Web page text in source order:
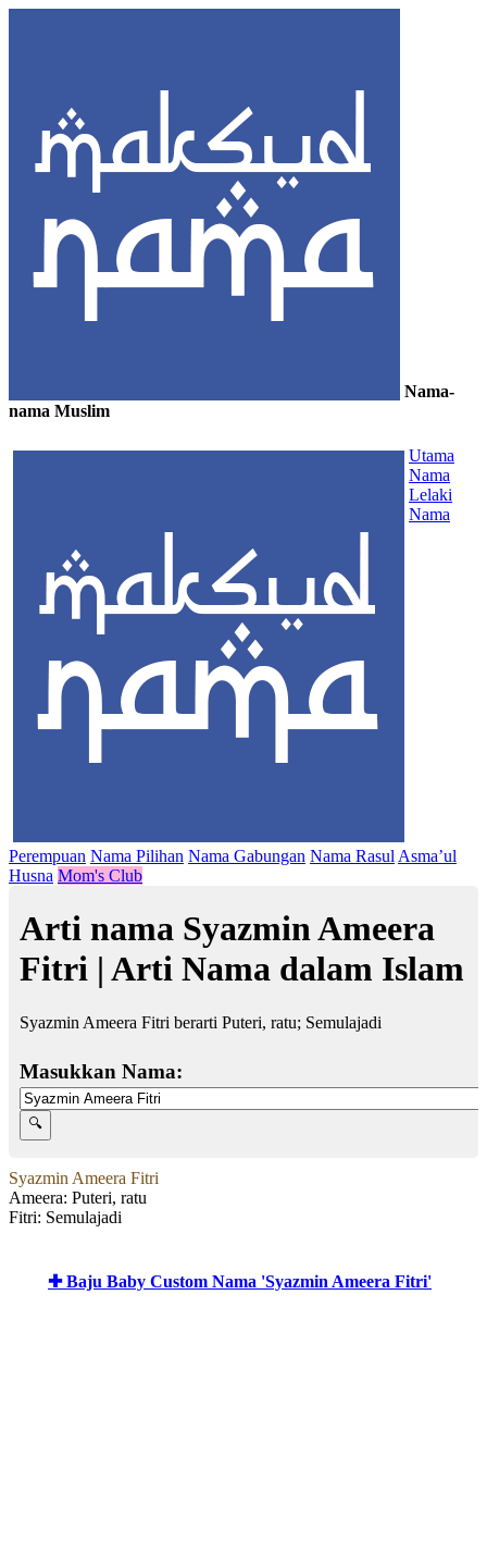
Nama-
nama Muslim
Utama
Nama
Lelaki
Nama
Perempuan Nama Pilihan Nama Gabungan Nama Rasul Asma’ul
Husna Mom's Club
Arti nama Syazmin Ameera
Fitri | Arti Nama dalam Islam
Syazmin Ameera Fitri berarti Puteri, ratu; Semulajadi
Masukkan Nama:
Syazmin Ameera Fitri
Ameera: Puteri, ratu
Fitri: Semulajadi
✚ Baju Baby Custom Nama 'Syazmin Ameera Fitri'